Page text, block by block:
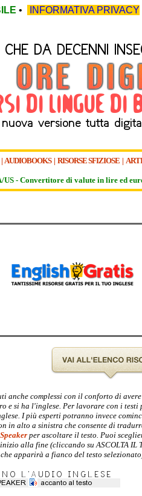
• INFORMATIVA PRIVACY
AUDIOBOOKS| RISORSE SFIZIOSE |
US - Convertitore di valute in lire ed
complessi con il conforto di avere
e si ha l'inglese. Per lavorare con i
I più esperti potranno invece
in alto a sinistra che consente di
per ascoltare il testo. Puoi
alla fine (cliccando su ASCOLTA IL
apparirà a fianco del testo